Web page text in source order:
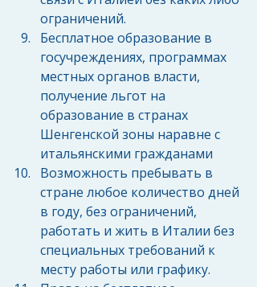
ограничений.
Бесплатное образование в
госучреждениях, программах
местных органов власти,
получение льгот на
образование в странах
Шенгенской зоны наравне с
итальянскими гражданами
Возможность пребывать в
стране любое количество дней
в году, без ограничений,
работать и жить в Италии без
специальных требований к
месту работы или графику.